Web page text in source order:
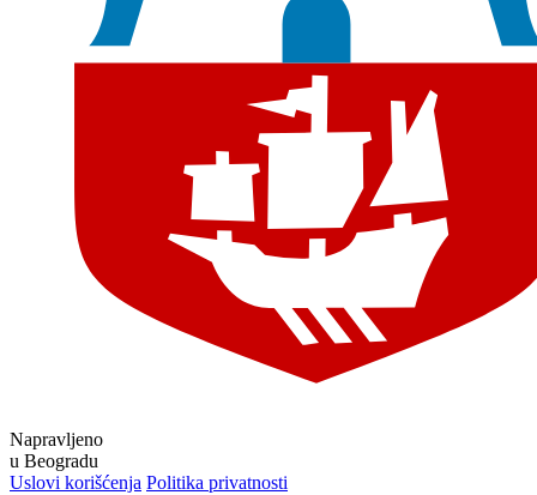
Napravljeno
u Beogradu
Uslovi korišćenja Politika privatnosti